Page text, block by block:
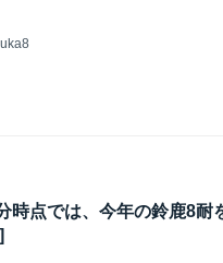
時点では、今年の鈴鹿8